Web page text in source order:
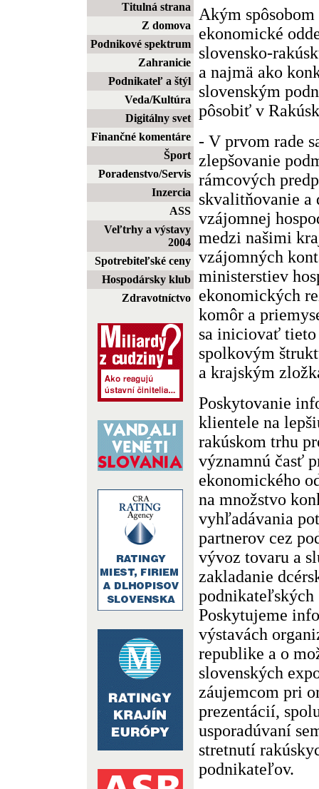
Titulná strana
Z domova
Podnikové spektrum
Zahranicie
Podnikateľ a štýl
Veda/Kultúra
Digitálny svet
Finančné komentáre
Šport
Poradenstvo/Servis
Inzercia
ASS
Veľtrhy a výstavy
2004
Spotrebiteľské ceny
Hospodársky klub
Zdravotníctvo
Akým
ekonomické
slovensko-
a najmä ako
slovenským
pôsobiť v
- V prvom rade
zlepšovanie
rámcových
skvalitňovanie
vzájomnej
medzi našimi
vzájomných
ministerstiev
ekonomických
komôr a
sa iniciovať
spolkovým
a krajským
Poskytovanie
klientele na
rakúskom trhu
významnú časť
ekonomického
na množstvo
vyhľadávania
partnerov cez
vývoz tovaru a
zakladanie
podnikateľských
Poskytujeme
výstavách
republike a o
slovenských
záujemcom pri
prezentácií,
usporadúvaní
stretnutí
podnikateľov.